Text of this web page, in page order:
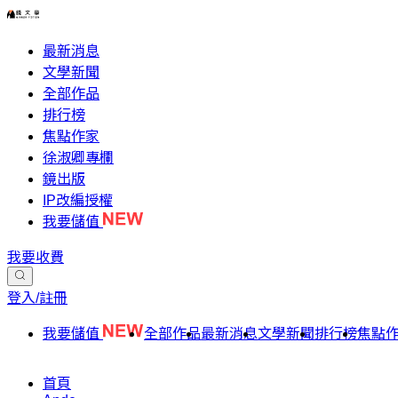
最新消息
文學新聞
全部作品
排行榜
焦點作家
徐淑卿專欄
鏡出版
IP改編授權
我要儲值
我要收費
登入/註冊
我要儲值 全部作品最新消息文學新聞排行榜焦點
首頁